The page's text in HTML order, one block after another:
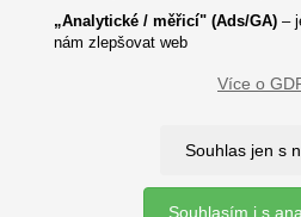
Online
Youtube
K jakémukoliv užití textů a obrázků
Copyright © 2012 - 2026
„Analytické / měřicí" (Ads/GA) –
nám zlepšovat web
Více o
Souhlas jen s
Souhlasím i s